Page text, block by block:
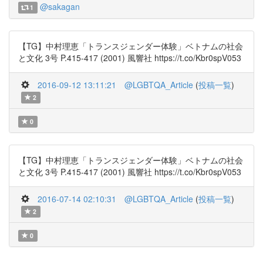
1 @sakagan
【TG】中村理恵「トランスジェンダー体験」ベトナムの社会
と文化 3号 P.415-417 (2001) 風響社 https://t.co/Kbr0spV053
2016-09-12 13:11:21 @LGBTQA_Article (投稿一覧)
2
0
【TG】中村理恵「トランスジェンダー体験」ベトナムの社会
と文化 3号 P.415-417 (2001) 風響社 https://t.co/Kbr0spV053
2016-07-14 02:10:31 @LGBTQA_Article (投稿一覧)
2
0